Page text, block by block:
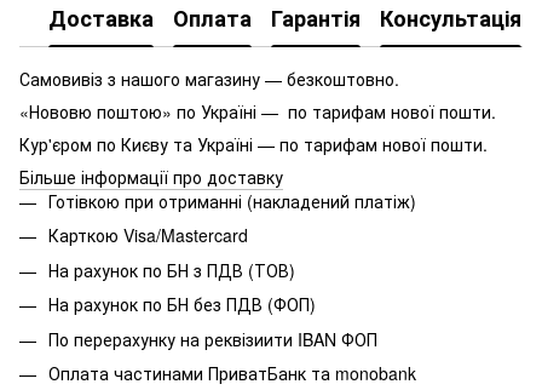
Доставка Оплата Гарантія Консультація
Самовивіз з нашого магазину — безкоштовно.
«Нововю поштою» по Україні — по тарифам нової пошти.
Кур'єром по Києву та Україні — по тарифам нової пошти.
Більше інформації про доставку
Готівкою при отриманні (накладений платіж)
Карткою Visa/Mastercard
На рахунок по БН з ПДВ (ТОВ)
На рахунок по БН без ПДВ (ФОП)
По перерахунку на реквізиити IBAN ФОП
Оплата частинами ПриватБанк та monobank